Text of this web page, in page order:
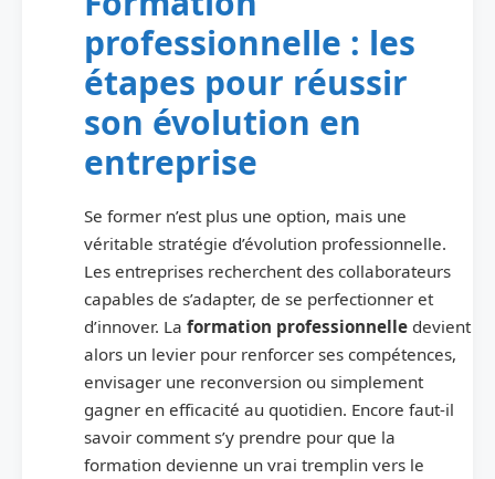
professionnelle : les
étapes pour réussir
son évolution en
entreprise
Se former n’est plus une option, mais une
véritable stratégie d’évolution professionnelle.
Les entreprises recherchent des collaborateurs
capables de s’adapter, de se perfectionner et
d’innover. La formation professionnelle devient
alors un levier pour renforcer ses compétences,
envisager une reconversion ou simplement
gagner en efficacité au quotidien. Encore faut-il
savoir comment s’y prendre pour que la
formation devienne un vrai tremplin vers le